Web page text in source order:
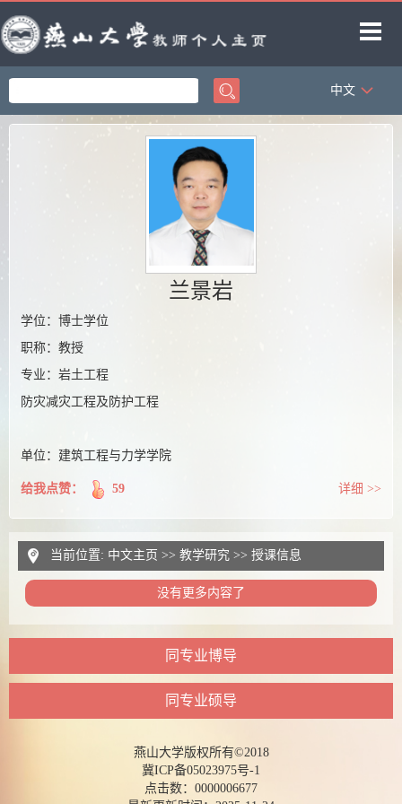
首页
科学研究
中文
兰景岩
学位：博士学位
职称：教授
专业：岩土工程
防灾减灾工程及防护工程
单位：建筑工程与力学学院
给我点赞： 59 详细 >>
当前位置: 中文主页 >> 教学研究 >> 授课信息
没有更多内容了
同专业博导
同专业硕导
燕山大学版权所有©2018
冀ICP备05023975号-1
点击数： 0000006677